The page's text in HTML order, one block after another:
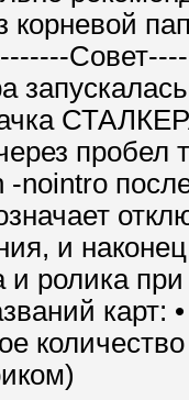
корневой
пробел
nointro
и
и ролика